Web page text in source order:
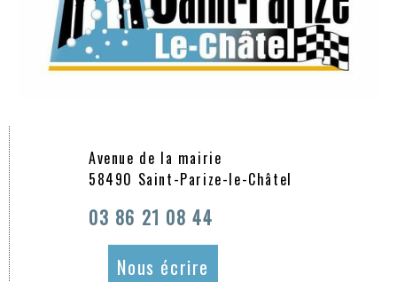
Avenue de la mairie
58490 Saint-Parize-le-Châtel
03 86 21 08 44
Nous écrire